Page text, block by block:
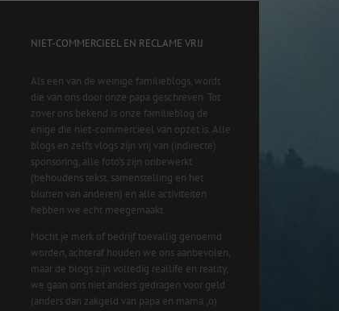
NIET-COMMERCIEEL EN RECLAME VRIJ
Als een van de weinige familieblogs, wordt
die van ons door onze papa geschreven. Tot
zover ons bekend is onze familieblog de
enige die niet-commercieel van opzet is. Alle
blogs en zelfs vlogs zijn vrij van (indirecte)
sponsoring, alle foto’s zijn onbewerkt
(behoudens tekst, samenstelling en het
blurren van anderen) en alle activiteiten
hebben we echt meegemaakt.
Mocht je merk of bedrijf toevallig genoemd
worden, achteraf houden we ons aanbevolen,
maar de blogs zijn volledig reallife en reality,
we gaan ons niet anders gedragen voor geld
(anders dan zakgeld van papa en mama ;o)